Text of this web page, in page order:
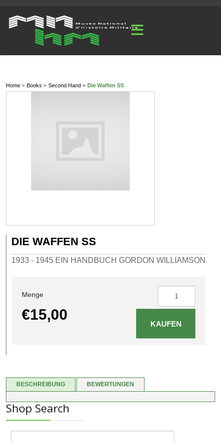
Home Books Second Hand Die Waffen SS
DIE WAFFEN SS
1933 - 1945 EIN HANDBUCH GORDON WILLIAMSON
Menge
€15,00
BESCHREIBUNG BEWERTUNGEN
Shop Search